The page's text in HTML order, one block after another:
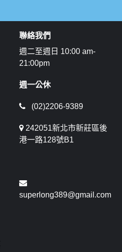
聯絡我們
週二至週日 10:00 am-
21:00pm
週一公休
(02)2206-9389
242051新北市新莊區後
港一路128號B1
superlong389@gmail.com